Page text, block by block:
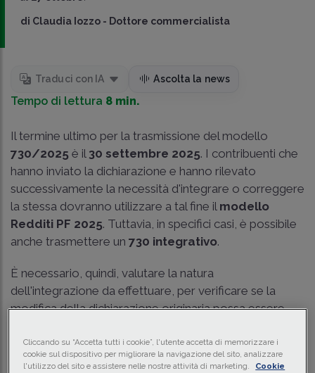
di Claudia Iozzo - Dottore commercialista
Traduci con IA Ascolta la news
Tempo di lettura 8 min.
Il termine ultimo per la trasmissione del modello
730/2025 è il 30 settembre 2025. I contribuenti che
hanno inviato la dichiarazione e hanno rilevato
successivamente la necessità d'integrare o correggere
la stessa dovranno utilizzare a tal fine il modello
Redditi PF 2025. Tuttavia, in specifici casi, è possibile
anche trasmettere un 730 integrativo.
È necessario, quindi, valutare la natura
dell'integrazione da effettuare, per verificare se la
modifica della dichiarazione originaria possa essere
Redditi.
Cliccando su “Accetta tutti i cookie”, l'utente accetta di memorizzare i
cookie sul dispositivo per migliorare la navigazione del sito, analizzare
l'utilizzo del sito e assistere nelle nostre attività di marketing.
Cookie